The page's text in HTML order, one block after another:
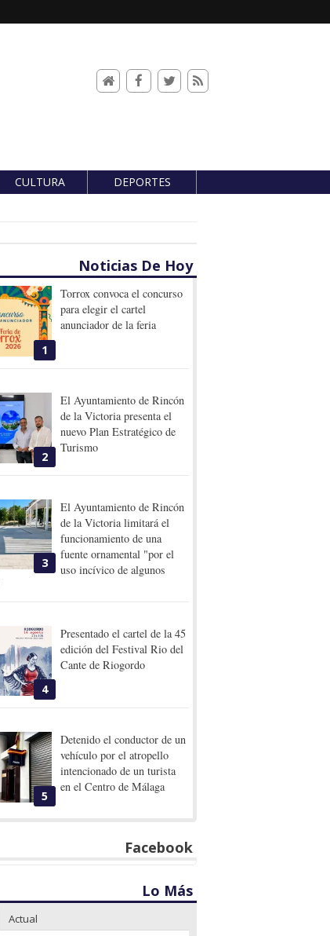
CULTURA DEPORTES
Noticias De Hoy
1
Torrox convoca el concurso
para elegir el cartel
anunciador de la feria
2
El Ayuntamiento de Rincón
de la Victoria presenta el
nuevo Plan Estratégico de
Turismo
3
El Ayuntamiento de Rincón
de la Victoria limitará el
funcionamiento de una
fuente ornamental "por el
uso incívico de algunos
4
Presentado el cartel de la 45
edición del Festival Rio del
Cante de Riogordo
5
Detenido el conductor de un
vehículo por el atropello
intencionado de un turista
en el Centro de Málaga
Facebook
Lo Más
Actual